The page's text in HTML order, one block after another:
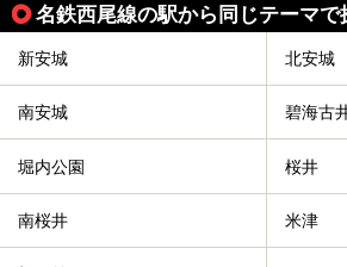
名鉄西尾線の駅から同じテーマで
新安城 北安城
南安城 碧海古
堀内公園 桜井
南桜井 米津